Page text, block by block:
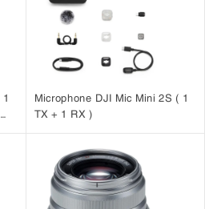
Học: Tối Ưu Cho
siêu nhẹ, linh hoạt khi tác
máy Canon R10
thuộc hệ sinh thái ngàm RF. Khi kết
nhỏ gọn như RF-S 18-45mm F4.5-
(tiêu cự cố định) như RF 50mm F1.8
di động tuyệt đối, giúp bạn dễ dàng
ngày dài mà không lo mỏi cổ tay.
Microphone DJI Mic Mini 2S ( 1
TX + 1 RX )